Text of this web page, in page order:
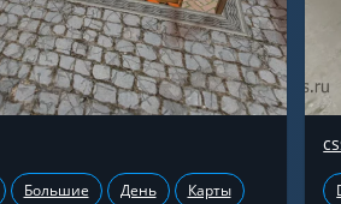
Большие День Карты